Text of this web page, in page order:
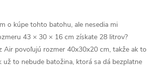
o kúpe tohto batohu, ale nesedia mi
43 × 30 × 16 cm získate 28 litrov?
Air povoľujú rozmer 40x30x20 cm, takže ak to
už to nebude batožina, ktorá sa dá bezplatne